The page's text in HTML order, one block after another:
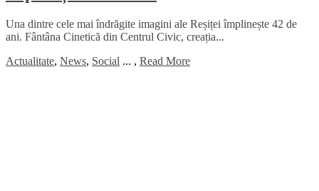
Una dintre cele mai îndrăgite imagini ale Reșiței împlinește 42 de
ani. Fântâna Cinetică din Centrul Civic, creația...
Actualitate, News, Social ... , Read More